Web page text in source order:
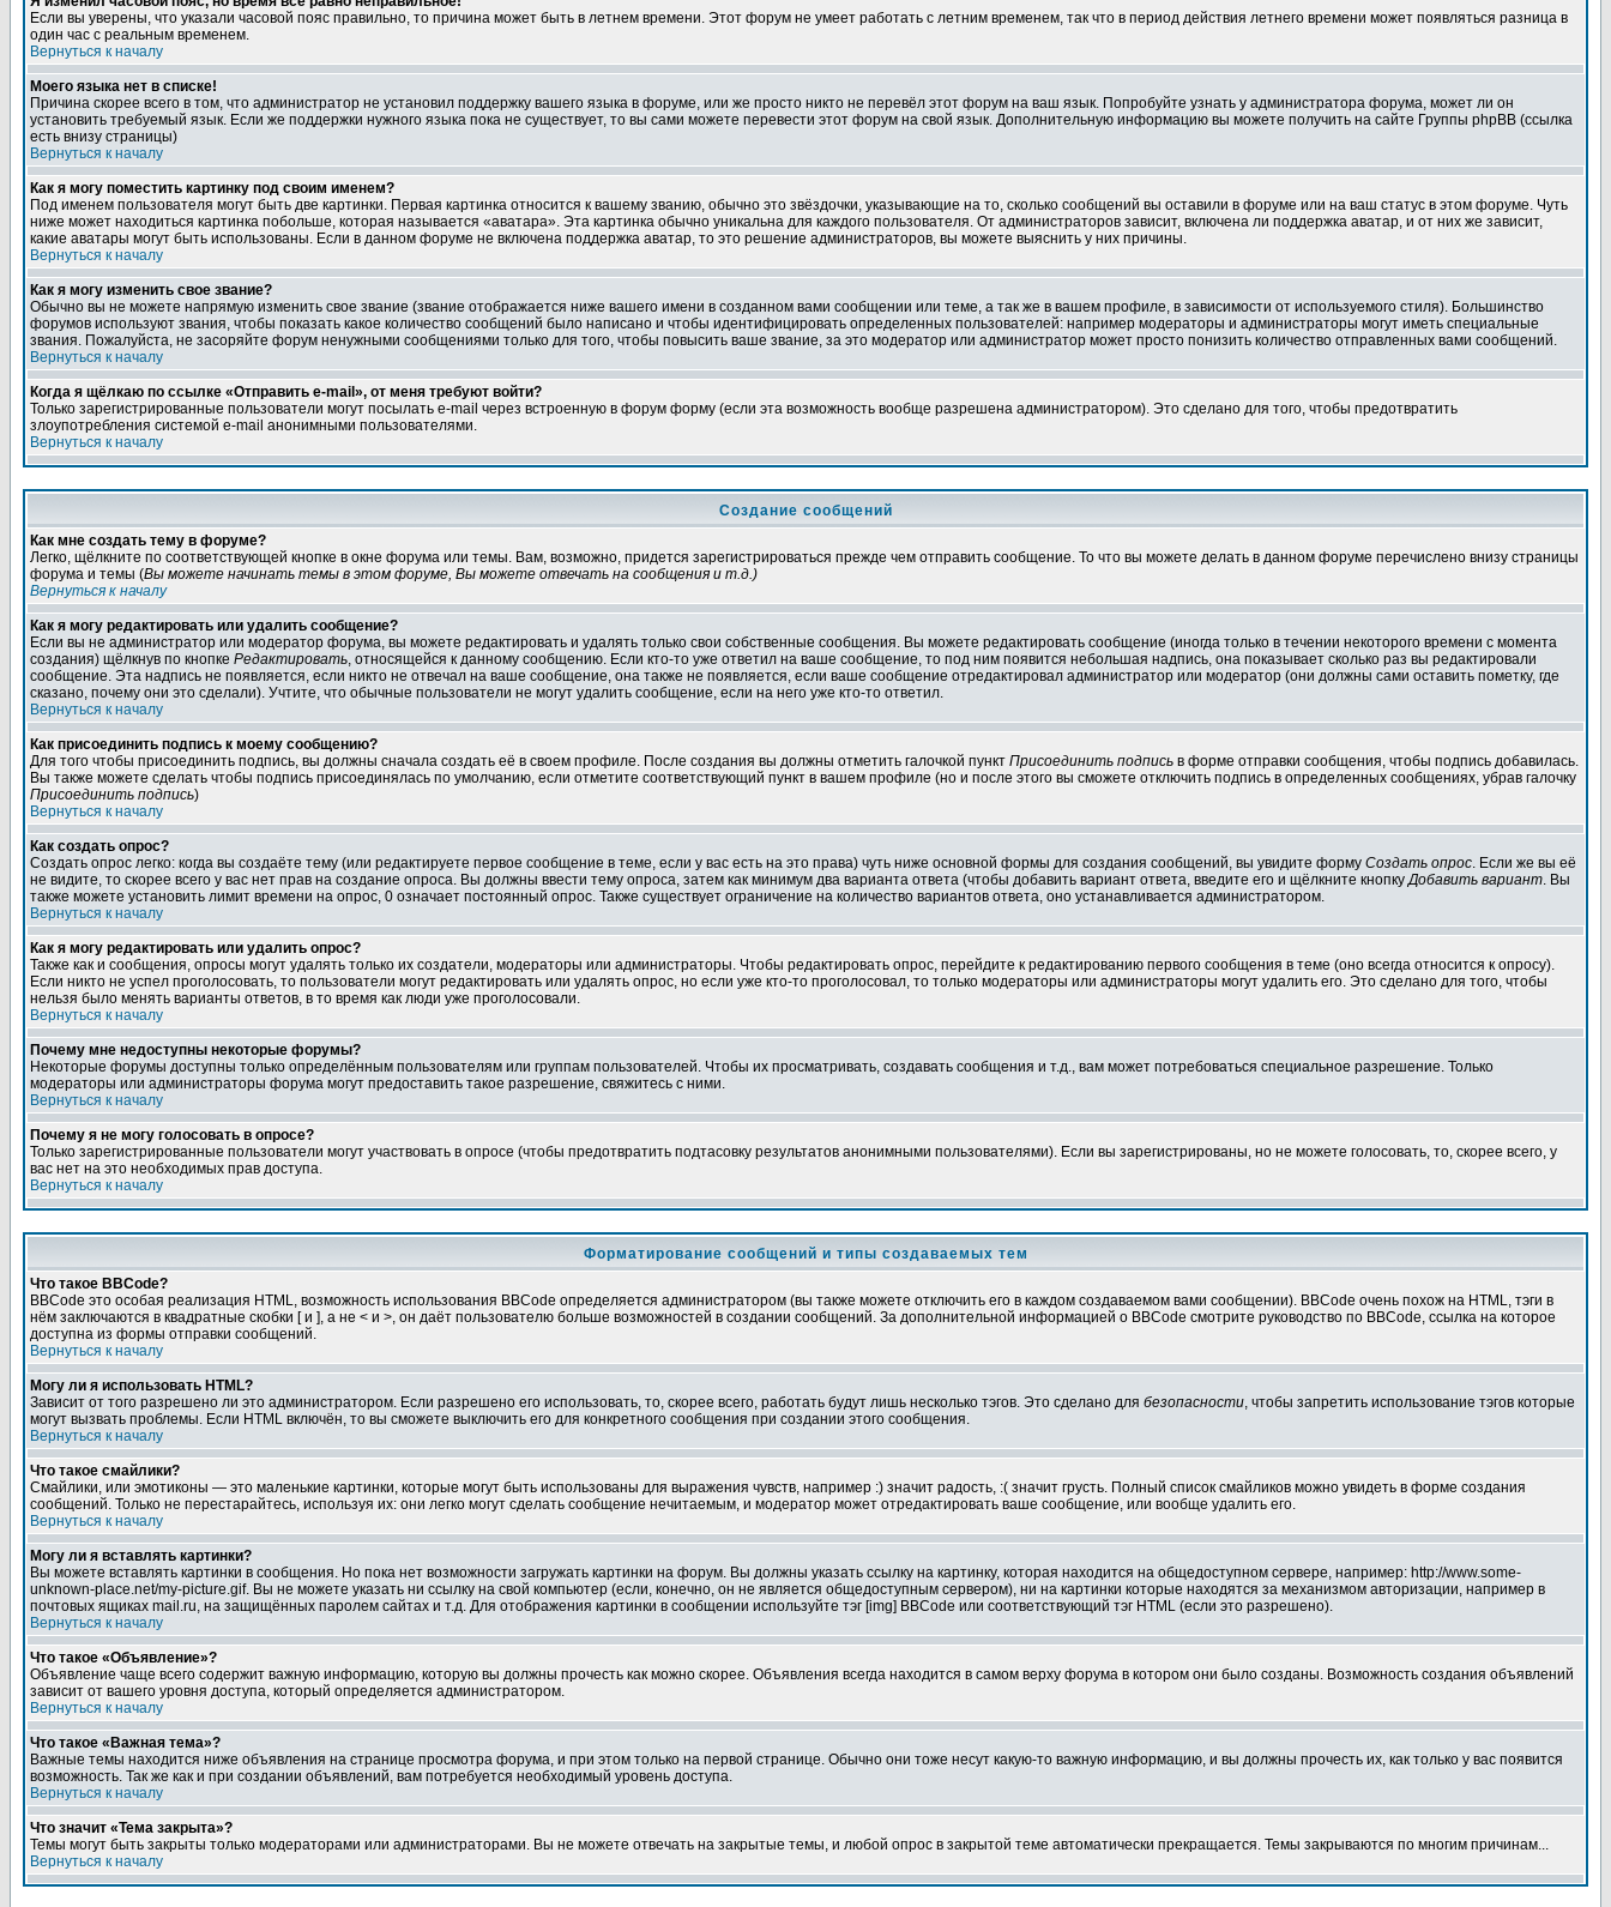
Если вы уверены, что указали часовой пояс правильно, то причина может быть в летнем времени. Этот форум не умеет работать с летним временем, так что в период действия летнего времени может появляться разница в
один час с реальным временем.
Вернуться к началу
Моего языка нет в списке!
Причина скорее всего в том, что администратор не установил поддержку вашего языка в форуме, или же просто никто не перевёл этот форум на ваш язык. Попробуйте узнать у администратора форума, может ли он
установить требуемый язык. Если же поддержки нужного языка пока не существует, то вы сами можете перевести этот форум на свой язык. Дополнительную информацию вы можете получить на сайте Группы phpBB (ссылка
есть внизу страницы)
Вернуться к началу
Как я могу поместить картинку под своим именем?
Под именем пользователя могут быть две картинки. Первая картинка относится к вашему званию, обычно это звёздочки, указывающие на то, сколько сообщений вы оставили в форуме или на ваш статус в этом форуме. Чуть
ниже может находиться картинка побольше, которая называется «аватара». Эта картинка обычно уникальна для каждого пользователя. От администраторов зависит, включена ли поддержка аватар, и от них же зависит,
какие аватары могут быть использованы. Если в данном форуме не включена поддержка аватар, то это решение администраторов, вы можете выяснить у них причины.
Вернуться к началу
Как я могу изменить свое звание?
Обычно вы не можете напрямую изменить свое звание (звание отображается ниже вашего имени в созданном вами сообщении или теме, а так же в вашем профиле, в зависимости от используемого стиля). Большинство
форумов используют звания, чтобы показать какое количество сообщений было написано и чтобы идентифицировать определенных пользователей: например модераторы и администраторы могут иметь специальные
звания. Пожалуйста, не засоряйте форум ненужными сообщениями только для того, чтобы повысить ваше звание, за это модератор или администратор может просто понизить количество отправленных вами сообщений.
Вернуться к началу
Когда я щёлкаю по ссылке «Отправить e-mail», от меня требуют войти?
Только зарегистрированные пользователи могут посылать e-mail через встроенную в форум форму (если эта возможность вообще разрешена администратором). Это сделано для того, чтобы предотвратить
злоупотребления системой e-mail анонимными пользователями.
Вернуться к началу
Создание сообщений
Как мне создать тему в форуме?
Легко, щёлкните по соответствующей кнопке в окне форума или темы. Вам, возможно, придется зарегистрироваться прежде чем отправить сообщение. То что вы можете делать в данном форуме перечислено внизу страницы
форума и темы (Вы можете начинать темы в этом форуме, Вы можете отвечать на сообщения и т.д.)
Вернуться к началу
Как я могу редактировать или удалить сообщение?
Если вы не администратор или модератор форума, вы можете редактировать и удалять только свои собственные сообщения. Вы можете редактировать сообщение (иногда только в течении некоторого времени с момента
создания) щёлкнув по кнопке Редактировать, относящейся к данному сообщению. Если кто-то уже ответил на ваше сообщение, то под ним появится небольшая надпись, она показывает сколько раз вы редактировали
сообщение. Эта надпись не появляется, если никто не отвечал на ваше сообщение, она также не появляется, если ваше сообщение отредактировал администратор или модератор (они должны сами оставить пометку, где
сказано, почему они это сделали). Учтите, что обычные пользователи не могут удалить сообщение, если на него уже кто-то ответил.
Вернуться к началу
Как присоединить подпись к моему сообщению?
Для того чтобы присоединить подпись, вы должны сначала создать её в своем профиле. После создания вы должны отметить галочкой пункт Присоединить подпись в форме отправки сообщения, чтобы подпись добавилась.
Вы также можете сделать чтобы подпись присоединялась по умолчанию, если отметите соответствующий пункт в вашем профиле (но и после этого вы сможете отключить подпись в определенных сообщениях, убрав галочку
Присоединить подпись)
Вернуться к началу
Как создать опрос?
Создать опрос легко: когда вы создаёте тему (или редактируете первое сообщение в теме, если у вас есть на это права) чуть ниже основной формы для создания сообщений, вы увидите форму Создать опрос. Если же вы её
не видите, то скорее всего у вас нет прав на создание опроса. Вы должны ввести тему опроса, затем как минимум два варианта ответа (чтобы добавить вариант ответа, введите его и щёлкните кнопкуДобавить вариант. Вы
также можете установить лимит времени на опрос, 0 означает постоянный опрос. Также существует ограничение на количество вариантов ответа, оно устанавливается администратором.
Вернуться к началу
Как я могу редактировать или удалить опрос?
Также как и сообщения, опросы могут удалять только их создатели, модераторы или администраторы. Чтобы редактировать опрос, перейдите к редактированию первого сообщения в теме (оно всегда относится к опросу).
Если никто не успел проголосовать, то пользователи могут редактировать или удалять опрос, но если уже кто-то проголосовал, то только модераторы или администраторы могут удалить его. Это сделано для того, чтобы
нельзя было менять варианты ответов, в то время как люди уже проголосовали.
Вернуться к началу
Почему мне недоступны некоторые форумы?
Некоторые форумы доступны только определённым пользователям или группам пользователей. Чтобы их просматривать, создавать сообщения и т.д., вам может потребоваться специальное разрешение. Только
модераторы или администраторы форума могут предоставить такое разрешение, свяжитесь с ними.
Вернуться к началу
Почему я не могу голосовать в опросе?
Только зарегистрированные пользователи могут участвовать в опросе (чтобы предотвратить подтасовку результатов анонимными пользователями). Если вы зарегистрированы, но не можете голосовать, то, скорее всего, у
вас нет на это необходимых прав доступа.
Вернуться к началу
Форматирование сообщений и типы создаваемых тем
Что такое BBCode?
BBCode это особая реализация HTML, возможность использования BBCode определяется администратором (вы также можете отключить его в каждом создаваемом вами сообщении). BBCode очень похож на HTML, тэги в
нём заключаются в квадратные скобки [ и ], а не < и >, он даёт пользователю больше возможностей в создании сообщений. За дополнительной информацией о BBCode смотрите руководство по BBCode, ссылка на которое
доступна из формы отправки сообщений.
Вернуться к началу
Могу ли я использовать HTML?
Зависит от того разрешено ли это администратором. Если разрешено его использовать, то, скорее всего, работать будут лишь несколько тэгов. Это сделано для безопасности, чтобы запретить использование тэгов которые
могут вызвать проблемы. Если HTML включён, то вы сможете выключить его для конкретного сообщения при создании этого сообщения.
Вернуться к началу
Что такое смайлики?
Смайлики, или эмотиконы — это маленькие картинки, которые могут быть использованы для выражения чувств, например :) значит радость, :( значит грусть. Полный список смайликов можно увидеть в форме создания
сообщений. Только не перестарайтесь, используя их: они легко могут сделать сообщение нечитаемым, и модератор может отредактировать ваше сообщение, или вообще удалить его.
Вернуться к началу
Могу ли я вставлять картинки?
Вы можете вставлять картинки в сообщения. Но пока нет возможности загружать картинки на форум. Вы должны указать ссылку на картинку, которая находится на общедоступном сервере, например: http://www.some-
unknown-place.net/my-picture.gif. Вы не можете указать ни ссылку на свой компьютер (если, конечно, он не является общедоступным сервером), ни на картинки которые находятся за механизмом авторизации, например в
почтовых ящиках mail.ru, на защищённых паролем сайтах и т.д. Для отображения картинки в сообщении используйте тэг [img] BBCode или соответствующий тэг HTML (если это разрешено).
Вернуться к началу
Что такое «Объявление»?
Объявление чаще всего содержит важную информацию, которую вы должны прочесть как можно скорее. Объявления всегда находится в самом верху форума в котором они было созданы. Возможность создания объявлений
зависит от вашего уровня доступа, который определяется администратором.
Вернуться к началу
Что такое «Важная тема»?
Важные темы находится ниже объявления на странице просмотра форума, и при этом только на первой странице. Обычно они тоже несут какую-то важную информацию, и вы должны прочесть их, как только у вас появится
возможность. Так же как и при создании объявлений, вам потребуется необходимый уровень доступа.
Вернуться к началу
Что значит «Тема закрыта»?
Темы могут быть закрыты только модераторами или администраторами. Вы не можете отвечать на закрытые темы, и любой опрос в закрытой теме автоматически прекращается. Темы закрываются по многим причинам...
Вернуться к началу